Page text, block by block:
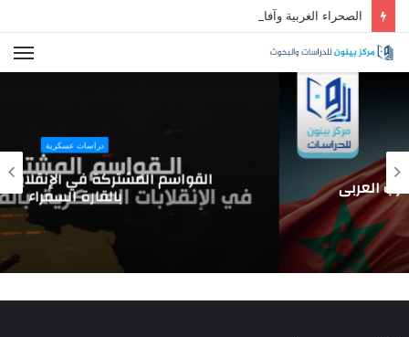
الصحراء الغربية وآفاق التسوية بالمغرب العربي
القواسم المشتركة في الإنقلابات العسكرية
بالقارة السمراء